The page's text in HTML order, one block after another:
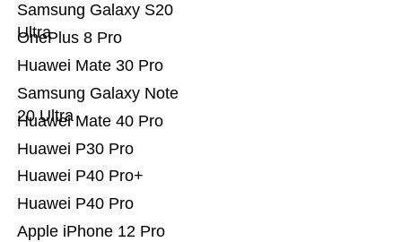
Apple iPhone 12 Pro
Huawei P40 Pro
Huawei P40 Pro+
Huawei P30 Pro
Huawei Mate 40 Pro
Samsung Galaxy Note
20 Ultra
Huawei Mate 30 Pro
OnePlus 8 Pro
Samsung Galaxy S20
Ultra